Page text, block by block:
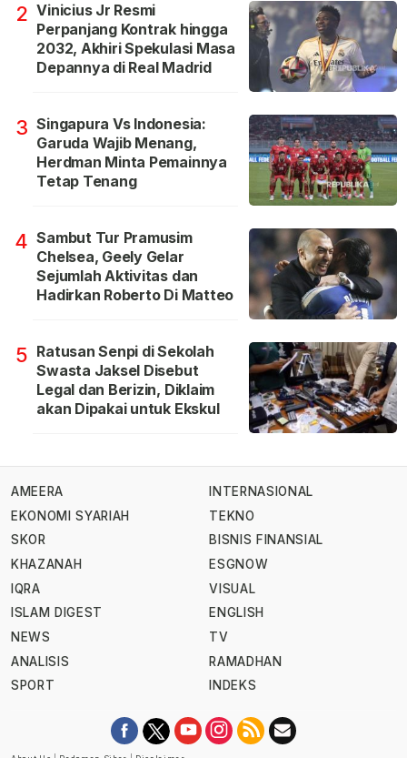
2 Vinicius Jr Resmi
Perpanjang Kontrak hingga
2032, Akhiri Spekulasi Masa
Depannya di Real Madrid
3 Singapura Vs Indonesia:
Garuda Wajib Menang,
Herdman Minta Pemainnya
Tetap Tenang
4 Sambut Tur Pramusim
Chelsea, Geely Gelar
Sejumlah Aktivitas dan
Hadirkan Roberto Di Matteo
5 Ratusan Senpi di Sekolah
Swasta Jaksel Disebut
Legal dan Berizin, Diklaim
akan Dipakai untuk Ekskul
AMEERA
EKONOMI SYARIAH
SKOR
KHAZANAH
IQRA
ISLAM DIGEST
NEWS
ANALISIS
SPORT
INTERNASIONAL
TEKNO
BISNIS FINANSIAL
ESGNOW
VISUAL
ENGLISH
TV
RAMADHAN
INDEKS